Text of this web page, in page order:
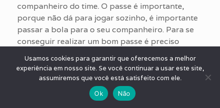
companheiro do time. O passe é importante,
porque não dá para jogar sozinho, é importante
passar a bola para o seu companheiro. Para se
conseguir realizar um bom passe é preciso
companheiros, ter controle de bola e boa
pontaria.
Exercícios para trabalhar o passe:
Usamos cookies para garantir que oferecemos a melhor
experiência em nosso site. Se você continuar a usar este site,
assumiremos que você está satisfeito com ele.
Ok Não